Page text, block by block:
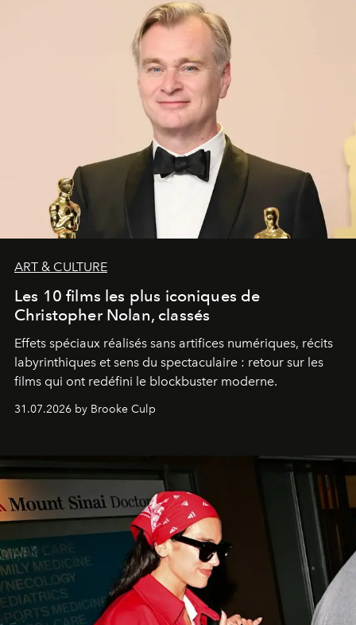
ART & CULTURE
Les 10 films les plus iconiques de
Christopher Nolan, classés
Effets spéciaux réalisés sans artifices numériques, récits
labyrinthiques et sens du spectaculaire : retour sur les
films qui ont redéfini le blockbuster moderne.
31.07.2026 by Brooke Culp